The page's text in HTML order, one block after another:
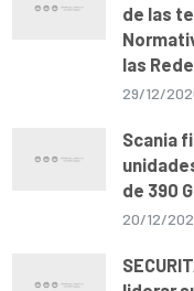
de las
las
29/12/
Scania
de 390
20/12/